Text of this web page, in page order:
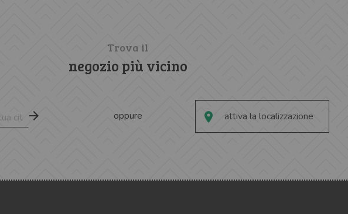
Trova il
negozio più vicino
oppure attiva la localizzazione